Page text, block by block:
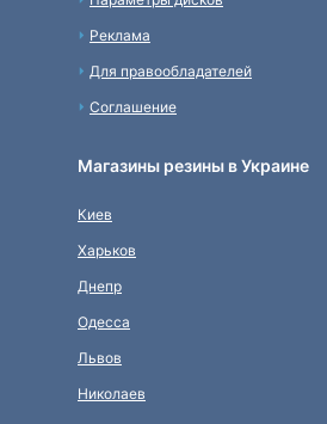
Реклама
Для правообладателей
Соглашение
Магазины резины в Украине
Киев
Харьков
Днепр
Одесса
Львов
Николаев